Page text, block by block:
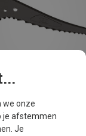
we onze
je afstemmen
Je